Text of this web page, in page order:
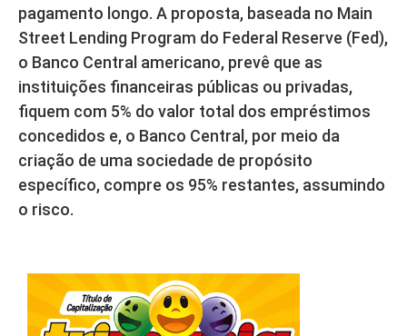
pagamento longo. A proposta, baseada no Main
Street Lending Program do Federal Reserve (Fed),
o Banco Central americano, prevê que as
instituições financeiras públicas ou privadas,
fiquem com 5% do valor total dos empréstimos
concedidos e, o Banco Central, por meio da
criação de uma sociedade de propósito
específico, compre os 95% restantes, assumindo
o risco.